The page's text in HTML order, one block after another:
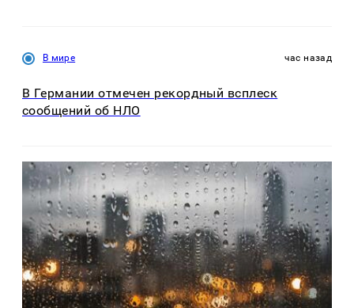
В мире час назад
В Германии отмечен рекордный всплеск
сообщений об НЛО